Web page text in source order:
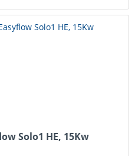
Solo1 HE, 15Kw